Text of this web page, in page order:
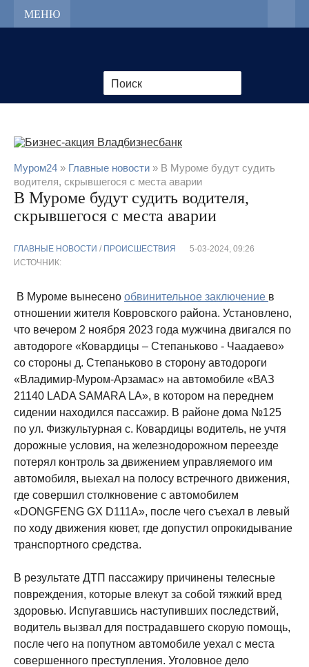
МЕНЮ
Муром24 » Главные новости » В Муроме будут судить
водителя, скрывшегося с места аварии
В Муроме будут судить водителя,
скрывшегося с места аварии
ГЛАВНЫЕ НОВОСТИ / ПРОИСШЕСТВИЯ
5-03-2024, 09:26
ИСТОЧНИК:
В Муроме вынесено обвинительное заключение в
отношении жителя Ковровского района. Установлено,
что вечером 2 ноября 2023 года мужчина двигался по
автодороге «Ковардицы – Степаньково - Чаадаево»
со стороны д. Степаньково в сторону автодороги
«Владимир-Муром-Арзамас» на автомобиле «ВАЗ
21140 LADA SAMARA LA», в котором на переднем
сидении находился пассажир. В районе дома №125
по ул. Физкультурная с. Ковардицы водитель, не учтя
дорожные условия, на железнодорожном переезде
потерял контроль за движением управляемого им
автомобиля, выехал на полосу встречного движения,
где совершил столкновение с автомобилем
«DONGFENG GX D111A», после чего съехал в левый
по ходу движения кювет, где допустил опрокидывание
транспортного средства.
В результате ДТП пассажиру причинены телесные
повреждения, которые влекут за собой тяжкий вред
здоровью. Испугавшись наступивших последствий,
водитель вызвал для пострадавшего скорую помощь,
после чего на попутном автомобиле уехал с места
совершенного преступления. Уголовное дело